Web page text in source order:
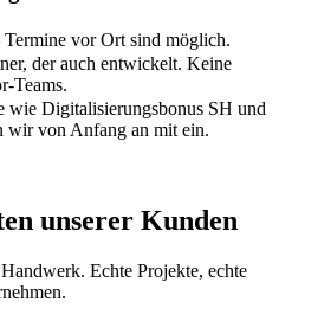
vor Ort sind möglich.
der auch entwickelt. Keine
Teams.
wie Digitalisierungsbonus SH und
wir von Anfang an mit ein.
unserer Kunden
Echte Projekte, echte